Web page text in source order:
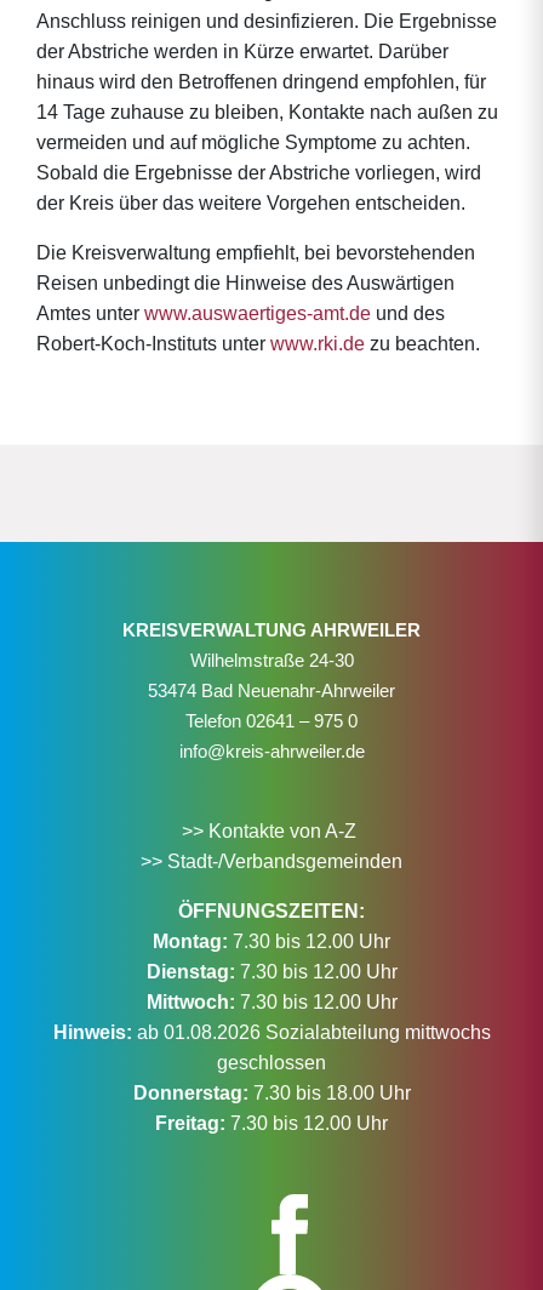
Anschluss reinigen und desinfizieren. Die Ergebnisse
der Abstriche werden in Kürze erwartet. Darüber
hinaus wird den Betroffenen dringend empfohlen, für
14 Tage zuhause zu bleiben, Kontakte nach außen zu
vermeiden und auf mögliche Symptome zu achten.
Sobald die Ergebnisse der Abstriche vorliegen, wird
der Kreis über das weitere Vorgehen entscheiden.
Die Kreisverwaltung empfiehlt, bei bevorstehenden
Reisen unbedingt die Hinweise des Auswärtigen
Amtes unter www.auswaertiges-amt.de und des
Robert-Koch-Instituts unter www.rki.de zu beachten.
KREISVERWALTUNG AHRWEILER
Wilhelmstraße 24-30
53474 Bad Neuenahr-Ahrweiler
Telefon 02641 – 975 0
info@kreis-ahrweiler.de
>> Kontakte von A-Z
>> Stadt-/Verbandsgemeinden
ÖFFNUNGSZEITEN:
Montag: 7.30 bis 12.00 Uhr
Dienstag: 7.30 bis 12.00 Uhr
Mittwoch: 7.30 bis 12.00 Uhr
Hinweis: ab 01.08.2026 Sozialabteilung mittwochs
geschlossen
Donnerstag: 7.30 bis 18.00 Uhr
Freitag: 7.30 bis 12.00 Uhr